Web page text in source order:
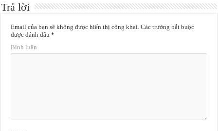
Trả lời
Email của bạn sẽ không được hiển thị công khai. Các trường bắt buộc
được đánh dấu*
Bình luận